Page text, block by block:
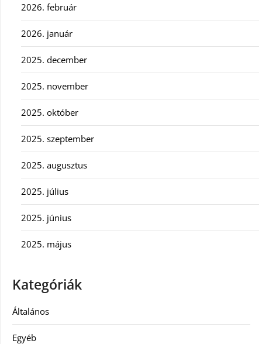
2026. február
2026. január
2025. december
2025. november
2025. október
2025. szeptember
2025. augusztus
2025. július
2025. június
2025. május
Kategóriák
Általános
Egyéb